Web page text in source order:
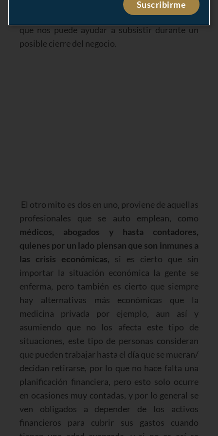
personal a los malos momentos económicos, si
no que adicional, una posible fuente de ingresos
que nos puede ayudar a subsistir durante un
posible cierre del negocio.
El otro mito es dos en uno, proviene de aquellas
profesionales que se auto emplean, como
médicos, abogados y hasta contadores,
quienes por un lado piensan que son inmunes a
las crisis económicas, si es cierto que sin
importar la situación económica la gente se
enferma, pero también es cierto que siempre
hay alternativas más económicas que la
medicina privada por ejemplo, aun así y
asumiendo que no los afecta este tipo de
situaciones, este tipo de personas consideran
que pueden trabajar hasta el día que se mueran/
decidan retirarse, por lo que no hace falta una
planificación financiera, pero esto solo ocurre
en ocasiones muy contadas, y por lo general se
ven obligados a depender de los activos
financieros para cubrir sus gastos cuando
Suscribirme